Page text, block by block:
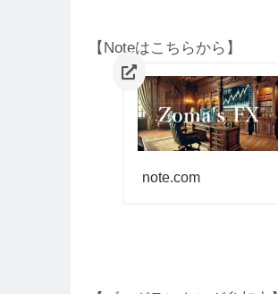
【Noteはこちらから】
note.com